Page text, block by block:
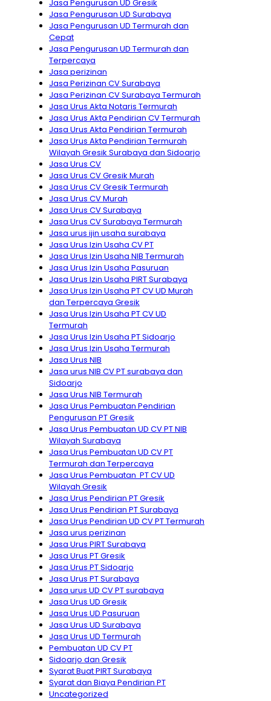
Jasa Pengurusan UD Gresik
Jasa Pengurusan UD Surabaya
Jasa Pengurusan UD Termurah dan
Cepat
Jasa Pengurusan UD Termurah dan
Terpercaya
Jasa perizinan
Jasa Perizinan CV Surabaya
Jasa Perizinan CV Surabaya Termurah
Jasa Urus Akta Notaris Termurah
Jasa Urus Akta Pendirian CV Termurah
Jasa Urus Akta Pendirian Termurah
Jasa Urus Akta Pendirian Termurah
Wilayah Gresik Surabaya dan Sidoarjo
Jasa Urus CV
Jasa Urus CV Gresik Murah
Jasa Urus CV Gresik Termurah
Jasa Urus CV Murah
Jasa Urus CV Surabaya
Jasa Urus CV Surabaya Termurah
Jasa urus ijin usaha surabaya
Jasa Urus Izin Usaha CV PT
Jasa Urus Izin Usaha NIB Termurah
Jasa Urus Izin Usaha Pasuruan
Jasa Urus Izin Usaha PIRT Surabaya
Jasa Urus Izin Usaha PT CV UD Murah
dan Terpercaya Gresik
Jasa Urus Izin Usaha PT CV UD
Termurah
Jasa Urus Izin Usaha PT Sidoarjo
Jasa Urus Izin Usaha Termurah
Jasa Urus NIB
Jasa urus NIB CV PT surabaya dan
Sidoarjo
Jasa Urus NIB Termurah
Jasa Urus Pembuatan Pendirian
Pengurusan PT Gresik
Jasa Urus Pembuatan UD CV PT NIB
Wilayah Surabaya
Jasa Urus Pembuatan UD CV PT
Termurah dan Terpercaya
Jasa Urus Pembuatan PT CV UD
Wilayah Gresik
Jasa Urus Pendirian PT Gresik
Jasa Urus Pendirian PT Surabaya
Jasa Urus Pendirian UD CV PT Termurah
Jasa urus perizinan
Jasa Urus PIRT Surabaya
Jasa Urus PT Gresik
Jasa Urus PT Sidoarjo
Jasa Urus PT Surabaya
Jasa urus UD CV PT surabaya
Jasa Urus UD Gresik
Jasa Urus UD Pasuruan
Jasa Urus UD Surabaya
Jasa Urus UD Termurah
Pembuatan UD CV PT
Sidoarjo dan Gresik
Syarat Buat PIRT Surabaya
Syarat dan Biaya Pendirian PT
Uncategorized